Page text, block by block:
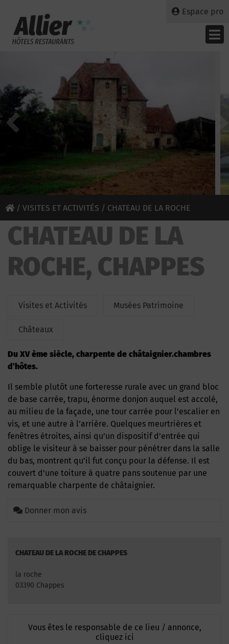
Espace pro
/ VISITES ET ACTIVITÉS / CHATEAU DE LA ROCHE
CHATEAU DE LA
ROCHE, CHAPPES
Visites et Activités Musées Patrimoine
Châteaux
du XV ème siècle, charpente de châtaignier.chambres
d’hôtes.
Il semble plutôt une forteresse rurale avec un grand bloc
de base carrée, trapu, énorme donjon auquel est accolé,
au milieu de la façade, une tour carrée pour l’escalier en
vis, et une autre à l’arrière. Quelques meurtrières et
fenêtres étroites, ainsi qu’un dispositif d’entrée qui
oblige le visiteur à se baisser pour pénétrer dans la salle
du bas, montrent qu’il fut conçu pour la défense. Il est
couvert d’une toiture à quatre pans soutenue par une
remarquable charpente de châtaignier.
Donner mon avis
CHATEAU DE LA ROCHE DE CHAPPES
la roche
03390 Chappes
Vous êtes le responsable de ce lieu / annonce,
cliquez ici